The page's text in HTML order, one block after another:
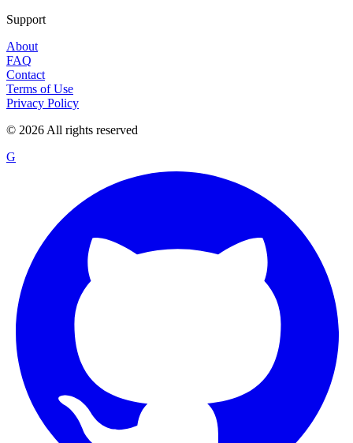
Support
About
FAQ
Contact
Terms of Use
Privacy Policy
© 2026 All rights reserved
G